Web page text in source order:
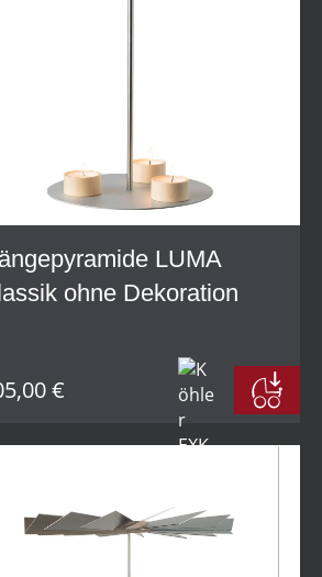
LUMA
ohne Dekoration
€